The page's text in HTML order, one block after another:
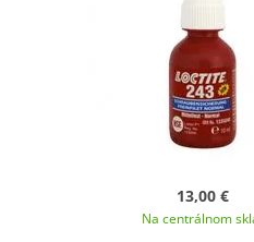
13,00 €
Na centrálnom